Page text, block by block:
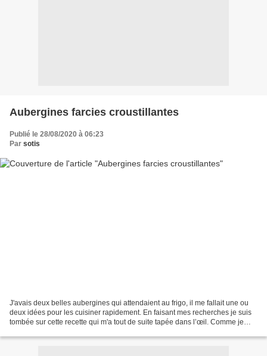
Aubergines farcies croustillantes
Publié le 28/08/2020 à 06:23
Par sotis
J'avais deux belles aubergines qui attendaient au frigo, il me fallait une ou
deux idées pour les cuisiner rapidement. En faisant mes recherches je suis
tombée sur cette recette qui m'a tout de suite tapée dans l’œil. Comme je